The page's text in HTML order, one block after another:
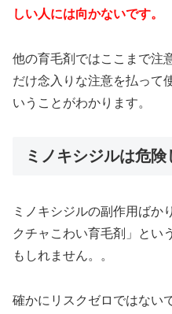
しい人には向かないです。
他の育毛剤ではここまで注
だけ念入りな注意を払って
いうことがわかります。
ミノキシジルは危
ミノキシジルの副作用ばか
クチャこわい育毛剤」とい
もしれません。。
確かにリスクゼロではない